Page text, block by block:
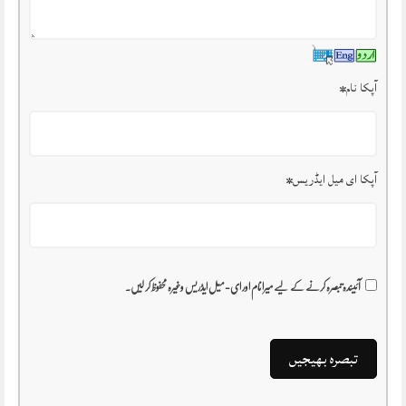
آپکا نام*
آپکا ای میل ایڈریس*
آئیندہ تبصرہ کرنے کے لیے میرا نام اور ای-میل ایڈریس وغیرہ محفوظ کر لیں۔